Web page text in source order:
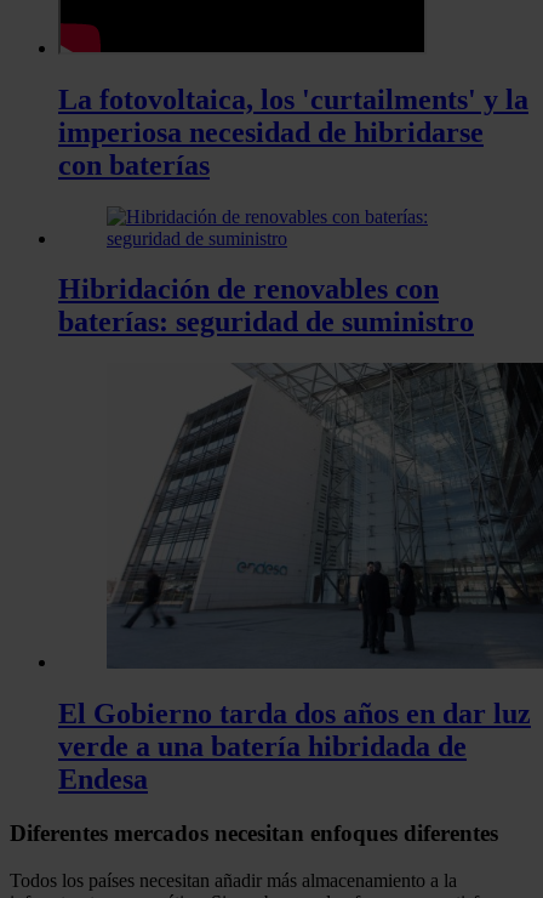
La fotovoltaica, los 'curtailments' y la
imperiosa necesidad de hibridarse
con baterías
Hibridación de renovables con
baterías: seguridad de suministro
El Gobierno tarda dos años en dar luz
verde a una batería hibridada de
Endesa
Diferentes mercados necesitan enfoques diferentes
Todos los países necesitan añadir más almacenamiento a la